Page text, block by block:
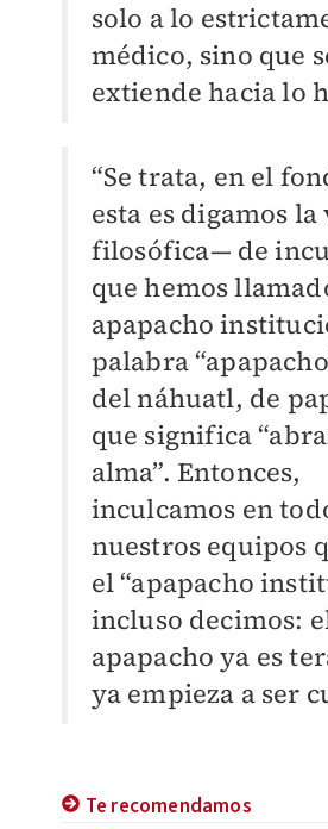
solo a lo
médico, sino que
extiende hacia lo
“Se trata, en el
esta es digamos
filosófica— de
que hemos
apapacho
palabra
del náhuatl, de
que significa
alma”. Entonces,
inculcamos en
nuestros equipos
el “apapacho
incluso decimos:
apapacho ya es
ya empieza a ser
Te recomendamos